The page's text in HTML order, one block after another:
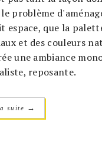
problème
espace, que la
et des couleurs
une ambiance
reposante.
suite →